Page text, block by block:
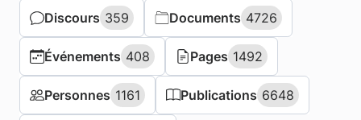
Discours 359
Discours 359 Documents 4726
Documents 4726
Événements 408
Événements 408 Pages 1492
Pages 1492
Personnes 1161
Personnes 1161 Publications 6648
Publications 6648